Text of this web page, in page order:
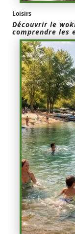
Loisirs
Découvrir le
comprendre les